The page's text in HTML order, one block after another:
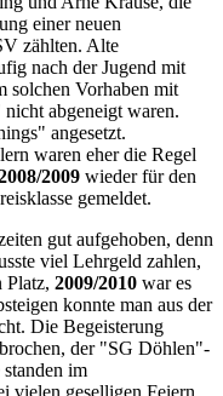
einer neuen
zählten. Alte
nach der Jugend mit
solchen Vorhaben mit
abgeneigt waren.
angesetzt.
waren eher die Regel
2009 wieder für den
gemeldet.
gut aufgehoben, denn
viel Lehrgeld zahlen,
Platz, 2009/2010 war es
konnte man aus der
Die Begeisterung
der "SG Döhlen"-
im
vielen geselligen Feiern